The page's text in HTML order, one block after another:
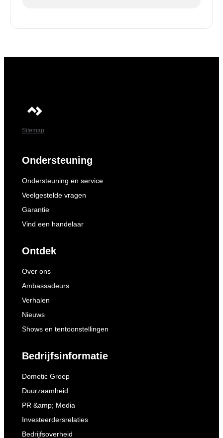
Sitemap
Ondersteuning
Ondersteuning en service
Veelgestelde vragen
Garantie
Vind een handelaar
Ontdek
Over ons
Ambassadeurs
Verhalen
Nieuws
Shows en tentoonstellingen
Bedrijfsinformatie
Dometic Groep
Duurzaamheid
PR &amp; Media
Investeerdersrelaties
Bedrijfsoverheid